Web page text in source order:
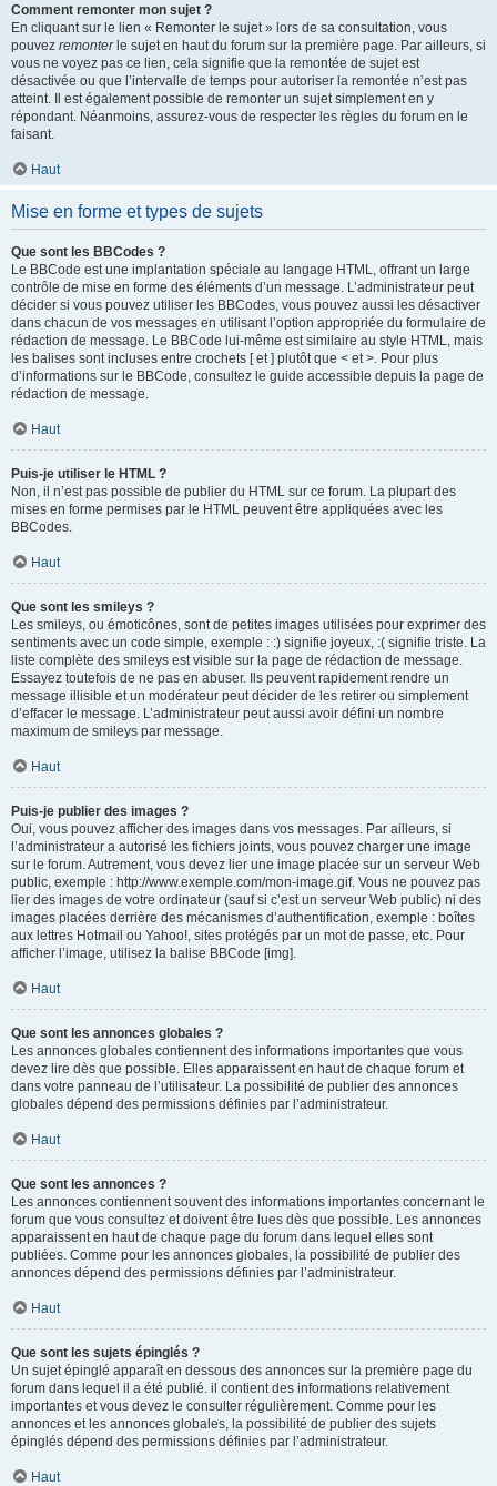
Comment remonter mon sujet ?
En cliquant sur le lien « Remonter le sujet » lors de sa consultation, vous
pouvez remonterle sujet en haut du forum sur la première page. Par ailleurs, si
vous ne voyez pas ce lien, cela signifie que la remontée de sujet est
désactivée ou que l’intervalle de temps pour autoriser la remontée n’est pas
atteint. Il est également possible de remonter un sujet simplement en y
répondant. Néanmoins, assurez-vous de respecter les règles du forum en le
faisant.
Haut
Mise en forme et types de sujets
Que sont les BBCodes ?
Le BBCode est une implantation spéciale au langage HTML, offrant un large
contrôle de mise en forme des éléments d’un message. L’administrateur peut
décider si vous pouvez utiliser les BBCodes, vous pouvez aussi les désactiver
dans chacun de vos messages en utilisant l’option appropriée du formulaire de
rédaction de message. Le BBCode lui-même est similaire au style HTML, mais
les balises sont incluses entre crochets [ et ] plutôt que < et >. Pour plus
d’informations sur le BBCode, consultez le guide accessible depuis la page de
rédaction de message.
Haut
Puis-je utiliser le HTML ?
Non, il n’est pas possible de publier du HTML sur ce forum. La plupart des
mises en forme permises par le HTML peuvent être appliquées avec les
BBCodes.
Haut
Que sont les smileys ?
Les smileys, ou émoticônes, sont de petites images utilisées pour exprimer des
sentiments avec un code simple, exemple : :) signifie joyeux, :( signifie triste. La
liste complète des smileys est visible sur la page de rédaction de message.
Essayez toutefois de ne pas en abuser. Ils peuvent rapidement rendre un
message illisible et un modérateur peut décider de les retirer ou simplement
d’effacer le message. L’administrateur peut aussi avoir défini un nombre
maximum de smileys par message.
Haut
Puis-je publier des images ?
Oui, vous pouvez afficher des images dans vos messages. Par ailleurs, si
l’administrateur a autorisé les fichiers joints, vous pouvez charger une image
sur le forum. Autrement, vous devez lier une image placée sur un serveur Web
public, exemple : http://www.exemple.com/mon-image.gif. Vous ne pouvez pas
lier des images de votre ordinateur (sauf si c’est un serveur Web public) ni des
images placées derrière des mécanismes d’authentification, exemple : boîtes
aux lettres Hotmail ou Yahoo!, sites protégés par un mot de passe, etc. Pour
afficher l’image, utilisez la balise BBCode [img].
Haut
Que sont les annonces globales ?
Les annonces globales contiennent des informations importantes que vous
devez lire dès que possible. Elles apparaissent en haut de chaque forum et
dans votre panneau de l’utilisateur. La possibilité de publier des annonces
globales dépend des permissions définies par l’administrateur.
Haut
Que sont les annonces ?
Les annonces contiennent souvent des informations importantes concernant le
forum que vous consultez et doivent être lues dès que possible. Les annonces
apparaissent en haut de chaque page du forum dans lequel elles sont
publiées. Comme pour les annonces globales, la possibilité de publier des
annonces dépend des permissions définies par l’administrateur.
Haut
Que sont les sujets épinglés ?
Un sujet épinglé apparaît en dessous des annonces sur la première page du
forum dans lequel il a été publié. il contient des informations relativement
importantes et vous devez le consulter régulièrement. Comme pour les
annonces et les annonces globales, la possibilité de publier des sujets
épinglés dépend des permissions définies par l’administrateur.
Haut